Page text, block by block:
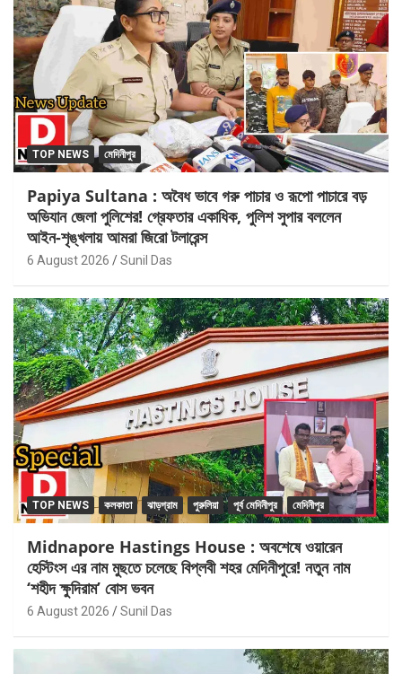
TOP NEWS মেদিনীপুর
Papiya Sultana : অবৈধ ভাবে গরু পাচার ও রূপো পাচারে বড়
অভিযান জেলা পুলিশের! গ্রেফতার একাধিক, পুলিশ সুপার বললেন
আইন-শৃঙ্খলায় আমরা জিরো টলারেন্স
6 August 2026 Sunil Das
TOP NEWS কলকাতা ঝাড়গ্রাম পুরুলিয়া পূর্ব মেদিনীপুর মেদিনীপুর
Midnapore Hastings House : অবশেষে ওয়ারেন
হেস্টিংস এর নাম মুছতে চলেছে বিপ্লবী শহর মেদিনীপুরে! নতুন নাম
‘শহীদ ক্ষুদিরাম’ বোস ভবন
6 August 2026 Sunil Das